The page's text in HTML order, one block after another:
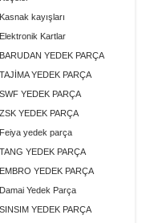
Kasnak kayışları
Elektronik Kartlar
BARUDAN YEDEK PARÇA
TAJİMA YEDEK PARÇA
SWF YEDEK PARÇA
ZSK YEDEK PARÇA
Feiya yedek parça
TANG YEDEK PARÇA
EMBRO YEDEK PARÇA
Damai Yedek Parça
SINSIM YEDEK PARÇA